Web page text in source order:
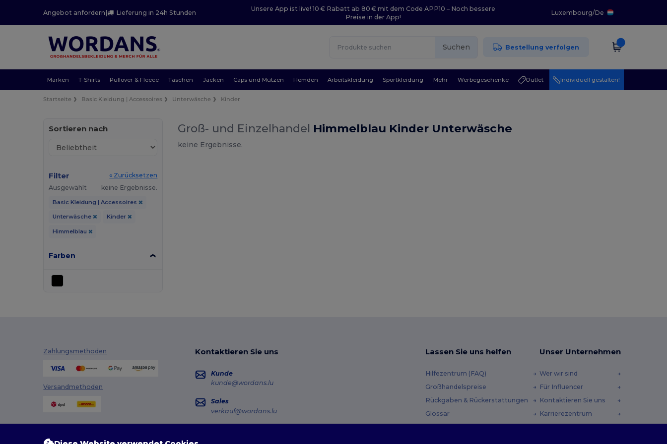
Angebot anfordern| Lieferung in 24h Stunden
Unsere App ist live! 10 € Rabatt ab 80 € mit dem Code APP10 – Noch bessere
Preise in der App!
Luxembourg/De
Suchen Bestellung verfolgen
Marken T-Shirts Pullover & Fleece Taschen Jacken Caps und Mützen Hemden Arbeitskleidung Sportkleidung Mehr Werbegeschenke Outlet Individuell gestalten!
Startseite Basic Kleidung | Accessoires Unterwäsche Kinder
Sortieren nach
Filter
« Zurücksetzen
Ausgewählt
keine Ergebnisse.
Basic Kleidung | Accessoires
Unterwäsche Kinder
Himmelblau
Farben
Groß- und Einzelhandel Himmelblau Kinder Unterwäsche
keine Ergebnisse.
Zahlungsmethoden
Versandmethoden
Kontaktieren Sie uns
Kunde
kunde@wordans.lu
Sales
verkauf@wordans.lu
Lassen Sie uns helfen
Hilfezentrum (FAQ)
Großhandelspreise
Rückgaben & Rückerstattungen
Glossar
Unser Unternehmen
Wer wir sind
Für Influencer
Kontaktieren Sie uns
Karrierezentrum